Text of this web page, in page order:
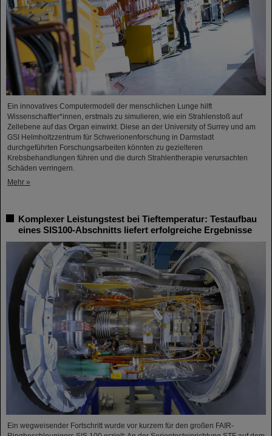
Ein innovatives Computermodell der menschlichen Lunge hilft
Wissenschaftler*innen, erstmals zu simulieren, wie ein Strahlenstoß auf
Zellebene auf das Organ einwirkt. Diese an der University of Surrey und am
GSI Helmholtzzentrum für Schwerionenforschung in Darmstadt
durchgeführten Forschungsarbeiten könnten zu gezielteren
Krebsbehandlungen führen und die durch Strahlentherapie verursachten
Schäden verringern.
Mehr »
Komplexer Leistungstest bei Tieftemperatur: Testaufbau
eines SIS100-Abschnitts liefert erfolgreiche Ergebnisse
Ein wegweisender Fortschritt wurde vor kurzem für den großen FAIR-